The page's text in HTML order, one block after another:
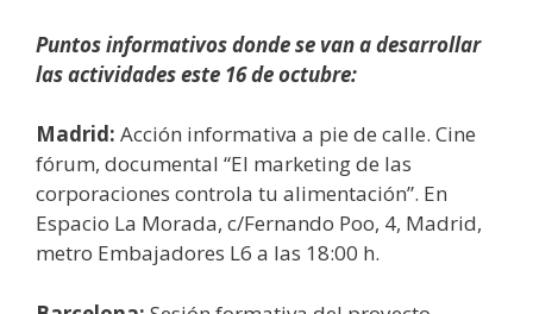
Puntos informativos donde se van a desarrollar
las actividades este 16 de octubre:
Madrid: Acción informativa a pie de calle. Cine
fórum, documental “El marketing de las
corporaciones controla tu alimentación”. En
Espacio La Morada, c/Fernando Poo, 4, Madrid,
metro Embajadores L6 a las 18:00 h.